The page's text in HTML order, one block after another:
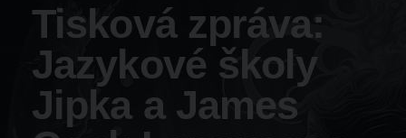
Tisková zpráva:
Jazykové školy
Jipka a James